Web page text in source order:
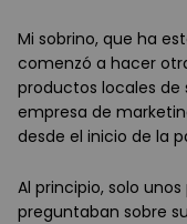
Mi sobrino, que ha
comenzó a hacer
productos locales de
empresa de
desde el inicio de la
Al principio, solo
preguntaban sobre